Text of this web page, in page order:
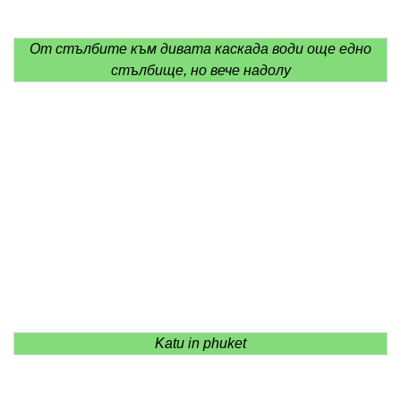
От стълбите към дивата каскада води още едно
стълбище, но вече надолу
Katu in phuket